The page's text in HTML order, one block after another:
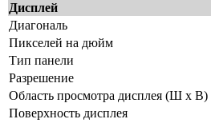
Дисплей
Диагональ
Пикселей на дюйм
Тип панели
Разрешение
Область просмотра дисплея (Ш x В)
Поверхность дисплея